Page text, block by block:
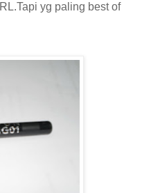
yg paling best of